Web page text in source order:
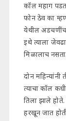
कॉल महाग पडत
फोन ठेव का
येथील
इथे त्याला
मिळालाच नसता.
दोन
त्याचा कॉल
तिला झाले
हरखून जात